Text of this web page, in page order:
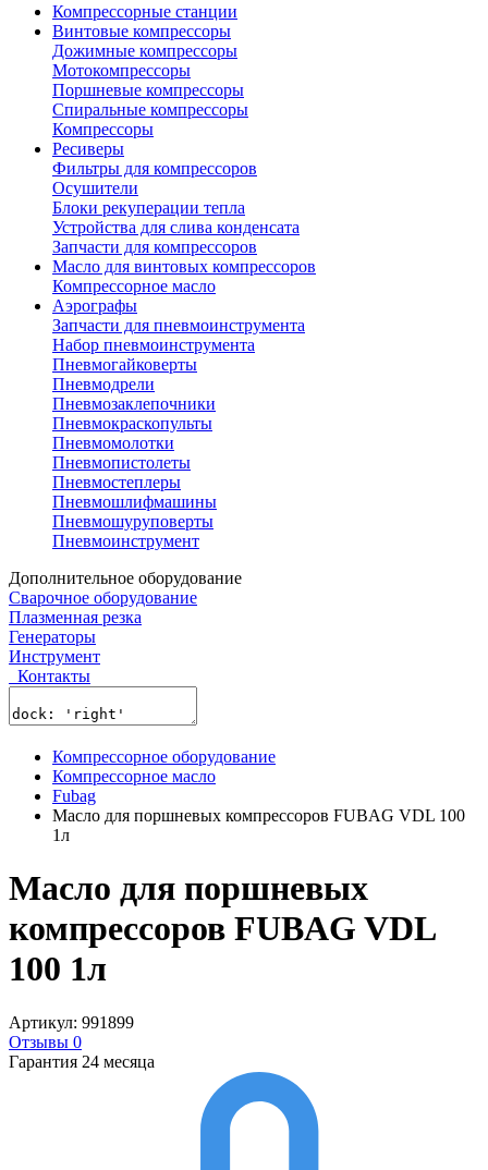
Компрессорные станции
Винтовые компрессоры
Дожимные компрессоры
Мотокомпрессоры
Поршневые компрессоры
Спиральные компрессоры
Компрессоры
Ресиверы
Фильтры для компрессоров
Осушители
Блоки рекуперации тепла
Устройства для слива конденсата
Запчасти для компрессоров
Масло для винтовых компрессоров
Компрессорное масло
Аэрографы
Запчасти для пневмоинструмента
Набор пневмоинструмента
Пневмогайковерты
Пневмодрели
Пневмозаклепочники
Пневмокраскопульты
Пневмомолотки
Пневмопистолеты
Пневмостеплеры
Пневмошлифмашины
Пневмошуруповерты
Пневмоинструмент
Дополнительное оборудование
Сварочное оборудование
Плазменная резка
Генераторы
Инструмент
Контакты
Компрессорное оборудование
Компрессорное масло
Fubag
Масло для поршневых компрессоров FUBAG VDL 100
1л
Масло для поршневых
компрессоров FUBAG VDL
100 1л
Артикул: 991899
Отзывы 0
Гарантия 24 месяца